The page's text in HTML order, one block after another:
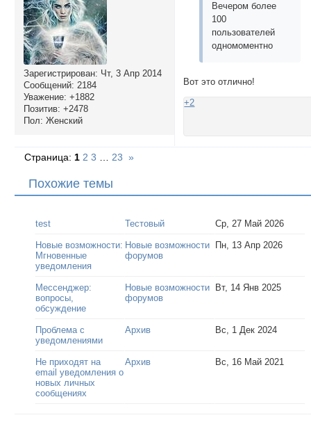
Зарегистрирован: Чт, 3 Апр 2014
Сообщений: 2184
Уважение: +1882
Позитив: +2478
Пол: Женский
Вечером более
100
пользователей
одномоментно
Вот это отлично!
+2
Страница: 1 2 3 23 »
Похожие темы
test Тестовый Ср, 27 Май 2026
Новые возможности:
Мгновенные
уведомления
Новые возможности
форумов
Пн, 13 Апр 2026
Мессенджер:
вопросы,
обсуждение
Новые возможности
форумов
Вт, 14 Янв 2025
Проблема с
уведомлениями
Архив Вс, 1 Дек 2024
Не приходят на
email уведомления о
новых личных
сообщениях
Архив Вс, 16 Май 2021